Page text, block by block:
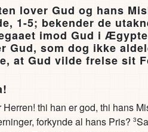
lover Gud og hans
1-5; bekender de
imod Gud i
Gud, som dog ikke
at Gud vilde frelse sit
Herren! thi han er god, thi hans
forkynde al hans Pris? 3